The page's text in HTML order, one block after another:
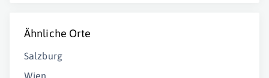
Ähnliche Orte
Salzburg
Wien